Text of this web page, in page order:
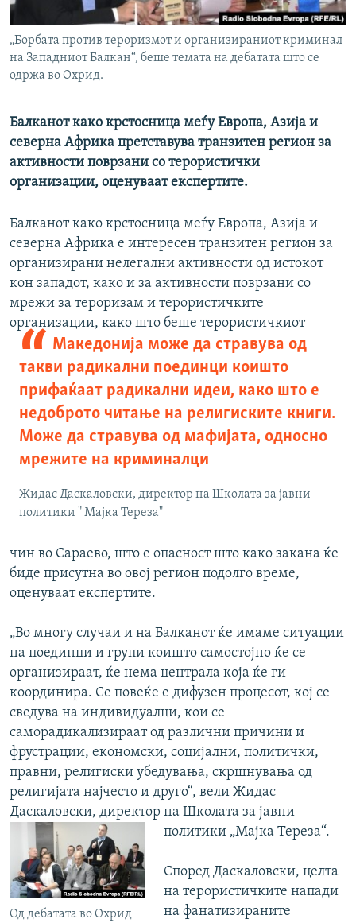
РСЕ веб страници
„Борбата против тероризмот и организираниот криминал
на Западниот Балкан“, беше темата на дебатата што се
одржа во Охрид.
Балканот како крстосница меѓу Европа, Азија и
северна Африка претставува транзитен регион за
активности поврзани со терористички
организации, оценуваат експертите.
Балканот како крстосница меѓу Европа, Азија и
северна Африка е интересен транзитен регион за
организирани нелегални активности од истокот
кон западот, како и за активности поврзани со
мрежи за тероризам и терористичките
организации, како што беше терористичкиот
Македонија може да стравува од
такви радикални поединци коишто
прифаќаат радикални идеи, како што е
недоброто читање на религиските книги.
Може да стравува од мафијата, односно
мрежите на криминалци
Жидас Даскаловски, директор на Школата за јавни
политики " Мајка Тереза"
чин во Сараево, што е опасност што како закана ќе
биде присутна во овој регион подолго време,
оценуваат експертите.
„Во многу случаи и на Балканот ќе имаме ситуации
на поединци и групи коишто самостојно ќе се
организираат, ќе нема централа која ќе ги
координира. Се повеќе е дифузен процесот, кој се
сведува на индивидуалци, кои се
саморадикализираат од различни причини и
фрустрации, економски, социјални, политички,
правни, религиски убедувања, скршнувања од
религијата најчесто и друго“, вели Жидас
Даскаловски, директор на Школата за јавни
политики „Мајка Тереза“.
Од дебатата во Охрид
Според Даскаловски, целта
на терористичките напади
на фанатизираните